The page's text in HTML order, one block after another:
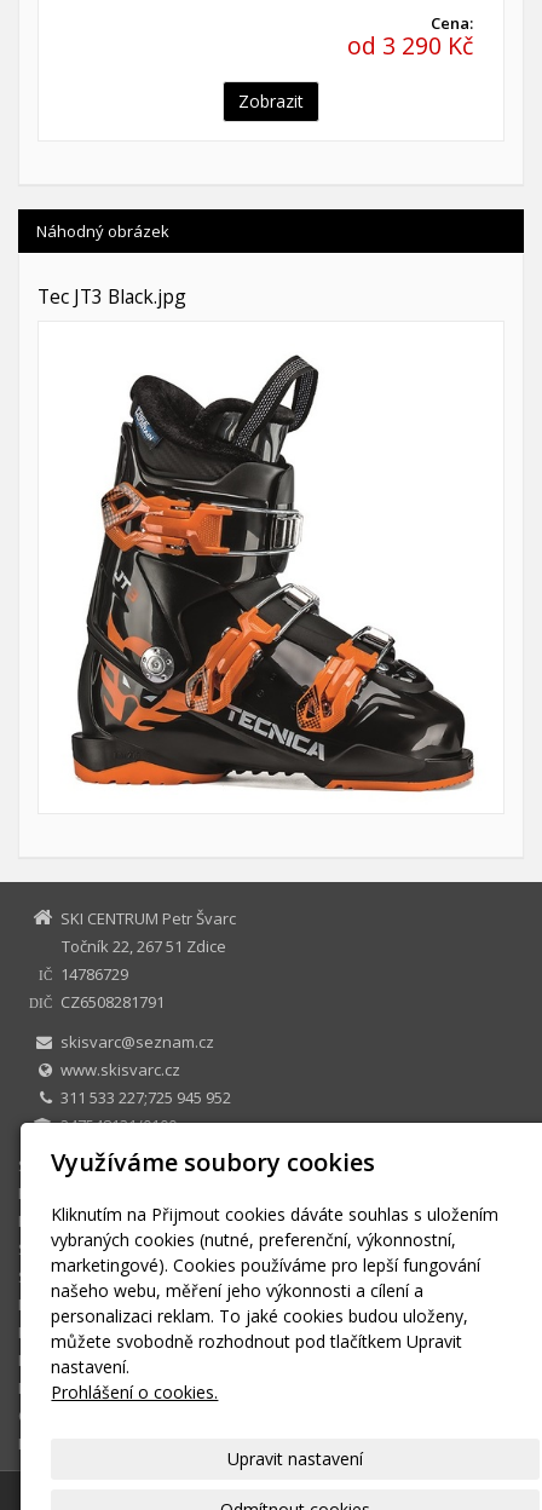
Cena:
od 3 290 Kč
Zobrazit
Náhodný obrázek
Tec JT3 Black.jpg
SKI CENTRUM Petr Švarc
Točník 22, 267 51 Zdice
IČ 14786729
DIČ
CZ6508281791
skisvarc@seznam.cz
www.skisvarc.cz
311 533 227;725 945 952
247548131/0100
SKI CENTRUM Petr Švarc
E-shop
Půjčovna
Sezonní půjčovné
Skiservis
Kontakt
Kontaktní formulář
Ke stažení
Montáž a seřízení vázání
OBCHODNÍ PODMÍNKY
Košík
Využíváme soubory cookies
Kliknutím na Přijmout cookies dáváte souhlas s uložením
vybraných cookies (nutné, preferenční, výkonnostní,
marketingové). Cookies používáme pro lepší fungování
našeho webu, měření jeho výkonnosti a cílení a
personalizaci reklam. To jaké cookies budou uloženy,
můžete svobodně rozhodnout pod tlačítkem Upravit
nastavení.
Prohlášení o cookies.
Upravit nastavení